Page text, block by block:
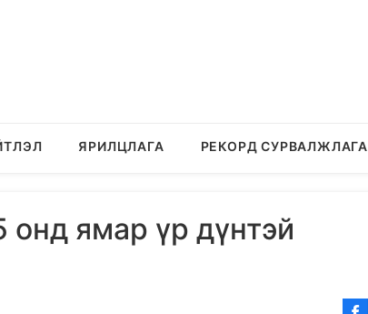
ЯРИЛЦЛАГА РЕКОРД СУРВАЛЖЛАГА
ямар үр дүнтэй